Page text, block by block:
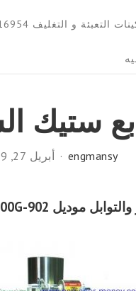
و التغليف 01211116954 – 01211116956 – 01211116958
ستيك
engmansy أبريل 27, 2019
موديل 902-100G